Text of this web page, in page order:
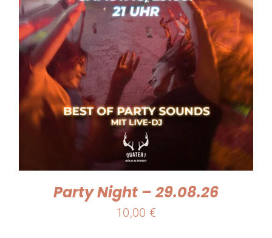
Party Night – 29.08.26
10,00 €